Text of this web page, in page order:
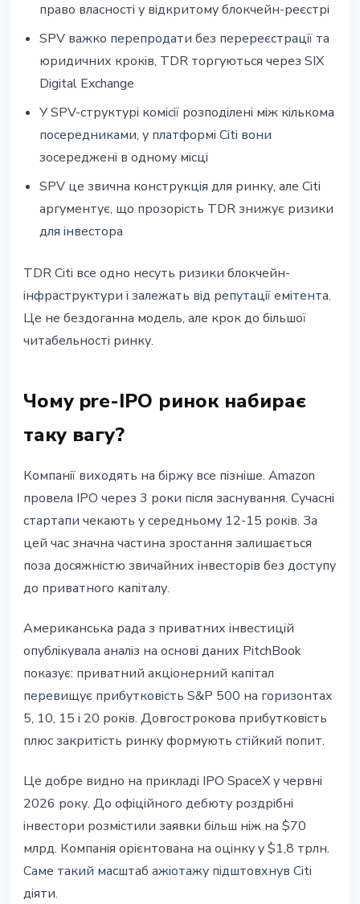
право власності у відкритому блокчейн-реєстрі
SPV важко перепродати без перереєстрації та
юридичних кроків, TDR торгуються через SIX
Digital Exchange
У SPV-структурі комісії розподілені між кількома
посередниками, у платформі Citi вони
зосереджені в одному місці
SPV це звична конструкція для ринку, але Citi
аргументує, що прозорість TDR знижує ризики
для інвестора
TDR Citi все одно несуть ризики блокчейн-
інфраструктури і залежать від репутації емітента.
Це не бездоганна модель, але крок до більшої
читабельності ринку.
Чому pre-IPO ринок набирає
таку вагу?
Компанії виходять на біржу все пізніше. Amazon
провела IPO через 3 роки після заснування. Сучасні
стартапи чекають у середньому 12-15 років. За
цей час значна частина зростання залишається
поза досяжністю звичайних інвесторів без доступу
до приватного капіталу.
Американська рада з приватних інвестицій
опублікувала аналіз на основі даних PitchBook
показує: приватний акціонерний капітал
перевищує прибутковість S&P 500 на горизонтах
5, 10, 15 і 20 років. Довгострокова прибутковість
плюс закритість ринку формують стійкий попит.
Це добре видно на прикладі IPO SpaceX у червні
2026 року. До офіційного дебюту роздрібні
інвестори розмістили заявки більш ніж на $70
млрд. Компанія орієнтована на оцінку у $1,8 трлн.
Саме такий масштаб ажіотажу підштовхнув Citi
діяти.